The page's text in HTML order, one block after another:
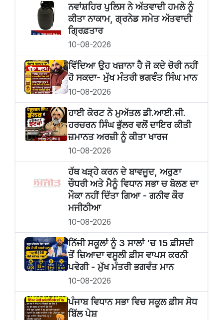
ਨਵਾਂਸ਼ਹਿਰ ਪੁਲਿਸ ਨੇ ਅੱਤਵਾਦੀ ਹਮਲੇ ਨੂੰ
ਕੀਤਾ ਨਾਕਾਮ, ਗ੍ਰਨੇਡ ਸਮੇਤ ਅੱਤਵਾਦੀ
ਗ੍ਰਿਫ਼ਤਾਰ
10-08-2026
ਵਿੱਦਿਆ ਉਹ ਖਜ਼ਾਨਾ ਹੈ ਜੋ ਕਦੇ ਚੋਰੀ ਨਹੀਂ
ਹੋ ਸਕਦਾ- ਮੁੱਖ ਮੰਤਰੀ ਭਗਵੰਤ ਸਿੰਘ ਮਾਨ
10-08-2026
ਹਾਈ ਕੋਰਟ ਨੇ ਮੁਅੱਤਲ ਡੀ.ਆਈ.ਜੀ.
ਹਰਚਰਨ ਸਿੰਘ ਭੁੱਲਰ ਵਲੋਂ ਦਾਇਰ ਕੀਤੀ
ਜ਼ਮਾਨਤ ਅਰਜ਼ੀ ਨੂੰ ਕੀਤਾ ਖਾਰਜ
10-08-2026
ਹੱਥ ਖੜ੍ਹੇ ਕਰਨ ਦੇ ਬਾਵਜੂਦ, ਅਰੁਣਾ
ਚੌਧਰੀ ਅਤੇ ਮੈਨੂੰ ਵਿਧਾਨ ਸਭਾ ਚ ਬੋਲਣ ਦਾ
ਮੌਕਾ ਨਹੀਂ ਦਿੱਤਾ ਗਿਆ - ਗਨੀਵ ਕੌਰ
ਮਜੀਠੀਆ
10-08-2026
ਨਿੱਜੀ ਸਕੂਲਾਂ ਨੂੰ 3 ਸਾਲਾਂ 'ਚ 15 ਫ਼ੀਸਦੀ
ਤੋਂ ਜ਼ਿਆਦਾ ਵਸੂਲੀ ਫ਼ੀਸ ਵਾਪਸ ਕਰਨੀ
ਪਵੇਗੀ - ਮੁੱਖ ਮੰਤਰੀ ਭਗਵੰਤ ਮਾਨ
10-08-2026
ਪੰਜਾਬ ਵਿਧਾਨ ਸਭਾ ਵਿਚ ਸਕੂਲ ਫ਼ੀਸ ਸੋਧ
ਬਿੱਲ ਪੇਸ਼